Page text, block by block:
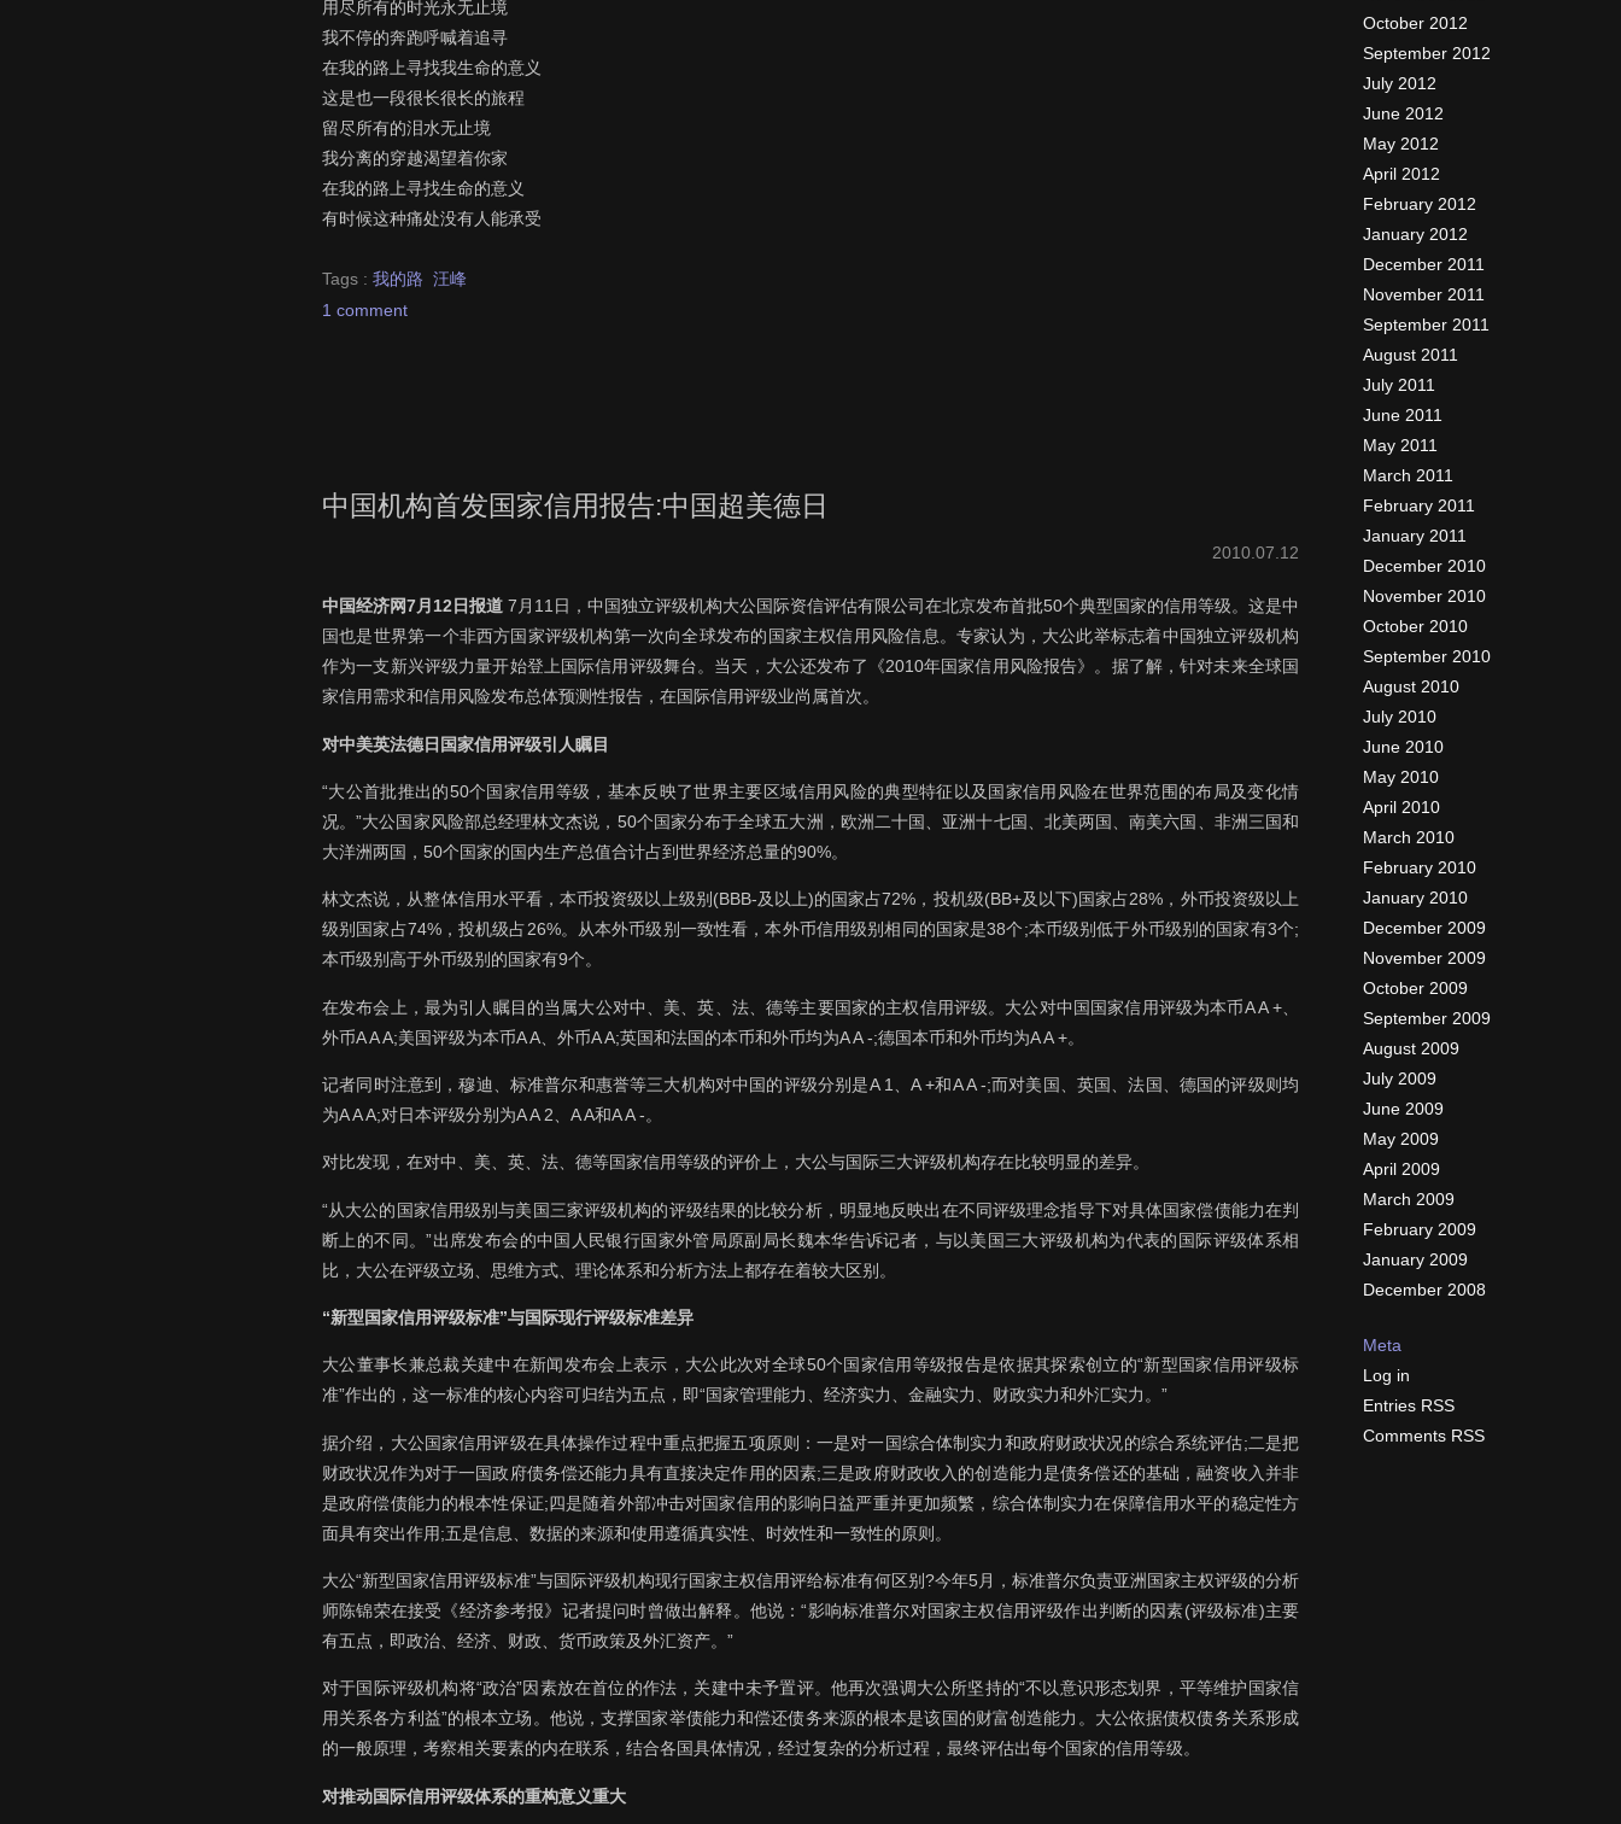
用尽所有的时光永无止境
我不停的奔跑呼喊着追寻
在我的路上寻找我生命的意义
这是也一段很长很长的旅程
留尽所有的泪水无止境
我分离的穿越渴望着你家
在我的路上寻找生命的意义
有时候这种痛处没有人能承受
Tags : 我的路 汪峰
1 comment
中国机构首发国家信用报告:中国超美德日
2010.07.12
中国经济网7月12日报道 7月11日，中国独立评级机构大公国际资信评估有限公司在北京发布首批50个典型国家的信用等级。这是中
国也是世界第一个非西方国家评级机构第一次向全球发布的国家主权信用风险信息。专家认为，大公此举标志着中国独立评级机构
作为一支新兴评级力量开始登上国际信用评级舞台。当天，大公还发布了《2010年国家信用风险报告》。据了解，针对未来全球国
家信用需求和信用风险发布总体预测性报告，在国际信用评级业尚属首次。
对中美英法德日国家信用评级引人瞩目
“大公首批推出的50个国家信用等级，基本反映了世界主要区域信用风险的典型特征以及国家信用风险在世界范围的布局及变化情
况。”大公国家风险部总经理林文杰说，50个国家分布于全球五大洲，欧洲二十国、亚洲十七国、北美两国、南美六国、非洲三国和
大洋洲两国，50个国家的国内生产总值合计占到世界经济总量的90%。
林文杰说，从整体信用水平看，本币投资级以上级别(BBB-及以上)的国家占72%，投机级(BB+及以下)国家占28%，外币投资级以上
级别国家占74%，投机级占26%。从本外币级别一致性看，本外币信用级别相同的国家是38个;本币级别低于外币级别的国家有3个;
本币级别高于外币级别的国家有9个。
在发布会上，最为引人瞩目的当属大公对中、美、英、法、德等主要国家的主权信用评级。大公对中国国家信用评级为本币A A +、
外币A A A;美国评级为本币A A、外币A A;英国和法国的本币和外币均为A A -;德国本币和外币均为A A +。
记者同时注意到，穆迪、标准普尔和惠誉等三大机构对中国的评级分别是A 1、A +和A A -;而对美国、英国、法国、德国的评级则均
为A A A;对日本评级分别为A A 2、A A和A A -。
对比发现，在对中、美、英、法、德等国家信用等级的评价上，大公与国际三大评级机构存在比较明显的差异。
“从大公的国家信用级别与美国三家评级机构的评级结果的比较分析，明显地反映出在不同评级理念指导下对具体国家偿债能力在判
断上的不同。”出席发布会的中国人民银行国家外管局原副局长魏本华告诉记者，与以美国三大评级机构为代表的国际评级体系相
比，大公在评级立场、思维方式、理论体系和分析方法上都存在着较大区别。
“新型国家信用评级标准”与国际现行评级标准差异
大公董事长兼总裁关建中在新闻发布会上表示，大公此次对全球50个国家信用等级报告是依据其探索创立的“新型国家信用评级标
准”作出的，这一标准的核心内容可归结为五点，即“国家管理能力、经济实力、金融实力、财政实力和外汇实力。”
据介绍，大公国家信用评级在具体操作过程中重点把握五项原则：一是对一国综合体制实力和政府财政状况的综合系统评估;二是把
财政状况作为对于一国政府债务偿还能力具有直接决定作用的因素;三是政府财政收入的创造能力是债务偿还的基础，融资收入并非
是政府偿债能力的根本性保证;四是随着外部冲击对国家信用的影响日益严重并更加频繁，综合体制实力在保障信用水平的稳定性方
面具有突出作用;五是信息、数据的来源和使用遵循真实性、时效性和一致性的原则。
大公“新型国家信用评级标准”与国际评级机构现行国家主权信用评给标准有何区别?今年5月，标准普尔负责亚洲国家主权评级的分析
师陈锦荣在接受《经济参考报》记者提问时曾做出解释。他说：“影响标准普尔对国家主权信用评级作出判断的因素(评级标准)主要
有五点，即政治、经济、财政、货币政策及外汇资产。”
对于国际评级机构将“政治”因素放在首位的作法，关建中未予置评。他再次强调大公所坚持的“不以意识形态划界，平等维护国家信
用关系各方利益”的根本立场。他说，支撑国家举债能力和偿还债务来源的根本是该国的财富创造能力。大公依据债权债务关系形成
的一般原理，考察相关要素的内在联系，结合各国具体情况，经过复杂的分析过程，最终评估出每个国家的信用等级。
对推动国际信用评级体系的重构意义重大
October 2012
September 2012
July 2012
June 2012
May 2012
April 2012
February 2012
January 2012
December 2011
November 2011
September 2011
August 2011
July 2011
June 2011
May 2011
March 2011
February 2011
January 2011
December 2010
November 2010
October 2010
September 2010
August 2010
July 2010
June 2010
May 2010
April 2010
March 2010
February 2010
January 2010
December 2009
November 2009
October 2009
September 2009
August 2009
July 2009
June 2009
May 2009
April 2009
March 2009
February 2009
January 2009
December 2008
Meta
Log in
Entries RSS
Comments RSS